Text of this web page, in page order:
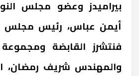
بيراميدز وعضو مجلس
أيمن عباس، رئيس مجلس
فنتشرز القابضة ومجموعة
والمهندس شريف رمضان،